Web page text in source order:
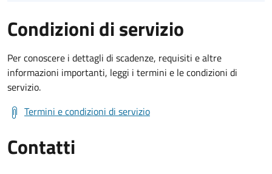
Condizioni di servizio
Per conoscere i dettagli di scadenze, requisiti e altre
informazioni importanti, leggi i termini e le condizioni di
servizio.
Termini e condizioni di servizio
Contatti